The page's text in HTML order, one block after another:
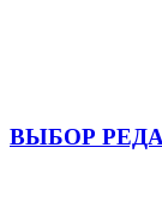
ВЫБОР